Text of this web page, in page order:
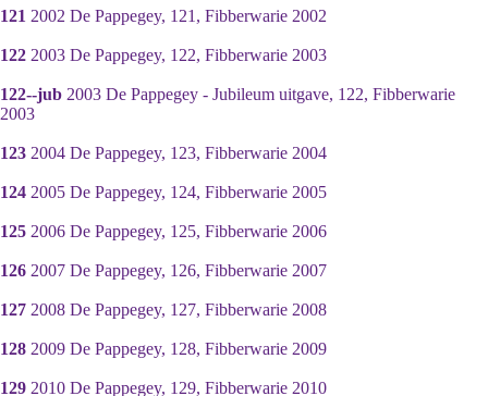
121 2002 De Pappegey, 121, Fibberwarie 2002
122 2003 De Pappegey, 122, Fibberwarie 2003
122--jub 2003 De Pappegey - Jubileum uitgave, 122, Fibberwarie
2003
123 2004 De Pappegey, 123, Fibberwarie 2004
124 2005 De Pappegey, 124, Fibberwarie 2005
125 2006 De Pappegey, 125, Fibberwarie 2006
126 2007 De Pappegey, 126, Fibberwarie 2007
127 2008 De Pappegey, 127, Fibberwarie 2008
128 2009 De Pappegey, 128, Fibberwarie 2009
129 2010 De Pappegey, 129, Fibberwarie 2010